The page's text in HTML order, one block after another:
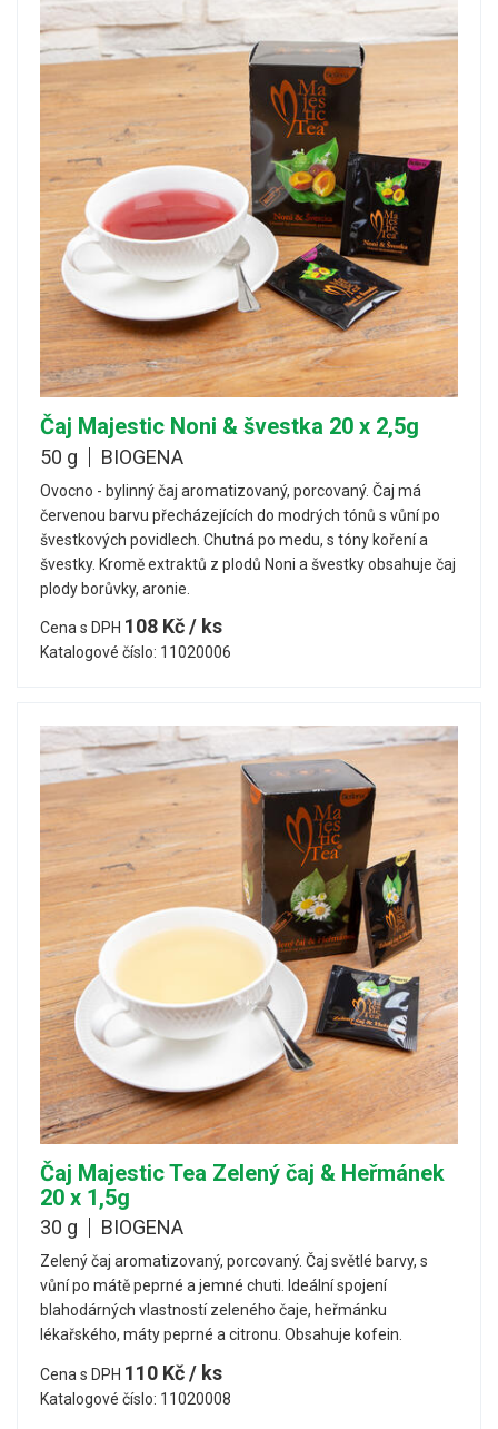
Čaj Majestic Noni & švestka 20 x 2,5g
50 g BIOGENA
Ovocno - bylinný čaj aromatizovaný, porcovaný. Čaj má
červenou barvu přecházejících do modrých tónů s vůní po
švestkových povidlech. Chutná po medu, s tóny koření a
švestky. Kromě extraktů z plodů Noni a švestky obsahuje čaj
plody borůvky, aronie.
Cena s DPH 108 Kč / ks
Katalogové číslo: 11020006
Čaj Majestic Tea Zelený čaj & Heřmánek
20 x 1,5g
30 g BIOGENA
Zelený čaj aromatizovaný, porcovaný. Čaj světlé barvy, s
vůní po mátě peprné a jemné chuti. Ideální spojení
blahodárných vlastností zeleného čaje, heřmánku
lékařského, máty peprné a citronu. Obsahuje kofein.
Cena s DPH 110 Kč / ks
Katalogové číslo: 11020008